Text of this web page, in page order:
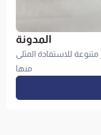
المدونة
للاستفادة المثلى
منها